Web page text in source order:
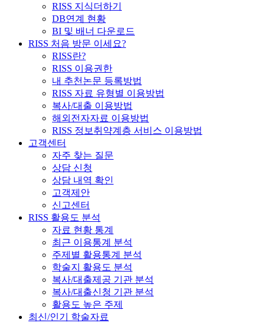
RISS 지식더하기
DB연계 현황
BI 및 배너 다운로드
RISS 처음 방문 이세요?
RISS란?
RISS 이용권한
내 추천논문 등록방법
RISS 자료 유형별 이용방법
복사/대출 이용방법
해외전자자료 이용방법
RISS 정보취약계층 서비스 이용방법
고객센터
자주 찾는 질문
상담 신청
상담 내역 확인
고객제안
신고센터
RISS 활용도 분석
자료 현황 통계
최근 이용통계 분석
주제별 활용통계 분석
학술지 활용도 분석
복사/대출제공 기관 분석
복사/대출신청 기관 분석
활용도 높은 주제
최신/인기 학술자료